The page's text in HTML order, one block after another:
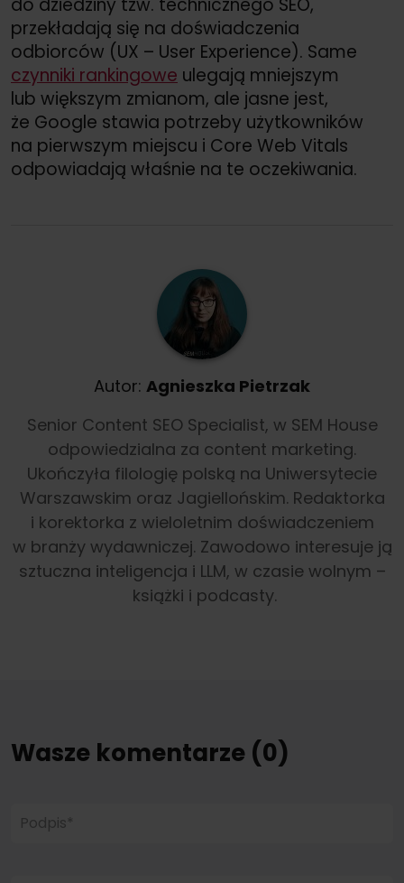
przekładają się na doświadczenia
odbiorców (UX – User Experience). Same
czynniki rankingowe ulegają mniejszym
lub większym zmianom, ale jasne jest,
że Google stawia potrzeby użytkowników
na pierwszym miejscu i Core Web Vitals
odpowiadają właśnie na te oczekiwania.
Autor: Agnieszka Pietrzak
Senior Content SEO Specialist, w SEM House
odpowiedzialna za content marketing.
Ukończyła filologię polską na Uniwersytecie
Warszawskim oraz Jagiellońskim. Redaktorka
i korektorka z wieloletnim doświadczeniem
w branży wydawniczej. Zawodowo interesuje ją
sztuczna inteligencja i LLM, w czasie wolnym –
książki i podcasty.
Wasze komentarze (0)
Podpis*